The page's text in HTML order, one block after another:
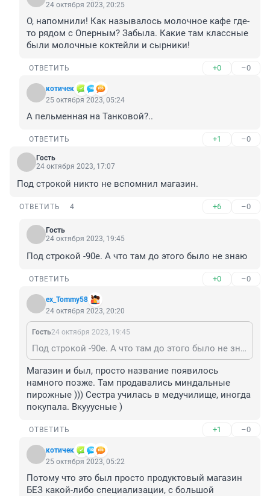
24 октября 2023, 20:25
О, напомнили! Как называлось молочное кафе где-
то рядом с Оперным? Забыла. Какие там классные
были молочные коктейли и сырники!
ОТВЕТИТЬ +0 –0
котичек
25 октября 2023, 05:24
А пельменная на Танковой?..
ОТВЕТИТЬ +1 –0
Гость
24 октября 2023, 17:07
Под строкой никто не вспомнил магазин.
ОТВЕТИТЬ 4 +6 –0
Гость
24 октября 2023, 19:45
Под строкой -90е. А что там до этого было не знаю
ОТВЕТИТЬ +0 –0
ex_Tommy58
24 октября 2023, 20:20
Гость24 октября 2023, 19:45
Под строкой -90е. А что там до этого было не знаю
Магазин и был, просто название появилось
намного позже. Там продавались миндальные
пирожные ))) Сестра училась в медучилище, иногда
покупала. Вкууусные )
ОТВЕТИТЬ +1 –0
котичек
25 октября 2023, 05:22
Потому что это был просто продуктовый магазин
БЕЗ какой-либо специализации, с большой